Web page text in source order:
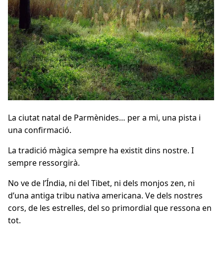
La ciutat natal de Parmènides… per a mi, una pista i
una confirmació.
La tradició màgica sempre ha existit dins nostre. I
sempre ressorgirà.
No ve de l’Índia, ni del Tibet, ni dels monjos zen, ni
d’una antiga tribu nativa americana. Ve dels nostres
cors, de les estrelles, del so primordial que ressona en
tot.